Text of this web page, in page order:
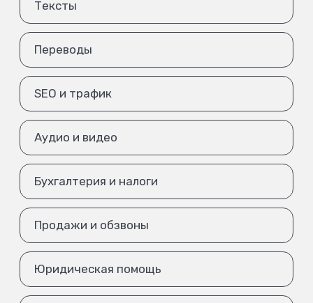
Тексты
Переводы
SEO и трафик
Аудио и видео
Бухгалтерия и налоги
Продажи и обзвоны
Юридическая помощь